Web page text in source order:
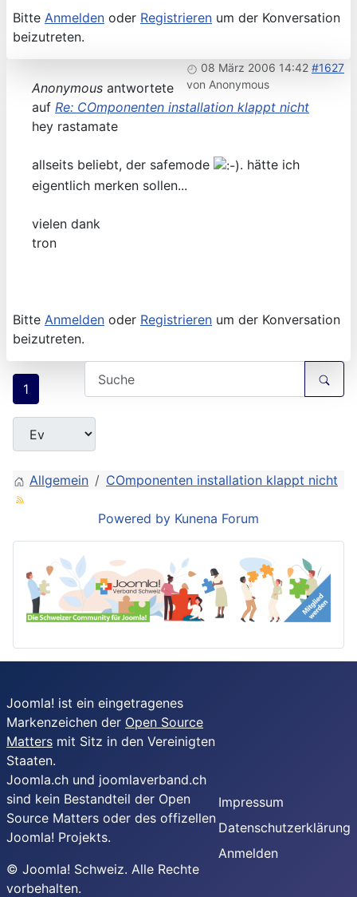
Bitte Anmelden oder Registrieren um der Konversation
beizutreten.
08 März 2006 14:42 #1627
von Anonymous
Anonymous antwortete
auf Re: COmponenten installation klappt nicht
hey rastamate
allseits beliebt, der safemode
. hätte ich
eigentlich merken sollen...
vielen dank
tron
Bitte Anmelden oder Registrieren um der Konversation
beizutreten.
1
Allgemein COmponenten installation klappt nicht
Powered by Kunena Forum
Joomla! ist ein eingetragenes
Markenzeichen der Open Source
Matters mit Sitz in den Vereinigten
Staaten.
Joomla.ch und joomlaverband.ch
sind kein Bestandteil der Open
Source Matters oder des offizellen
Joomla! Projekts.
© Joomla! Schweiz. Alle Rechte
vorbehalten.
Impressum
Datenschutzerklärung
Anmelden